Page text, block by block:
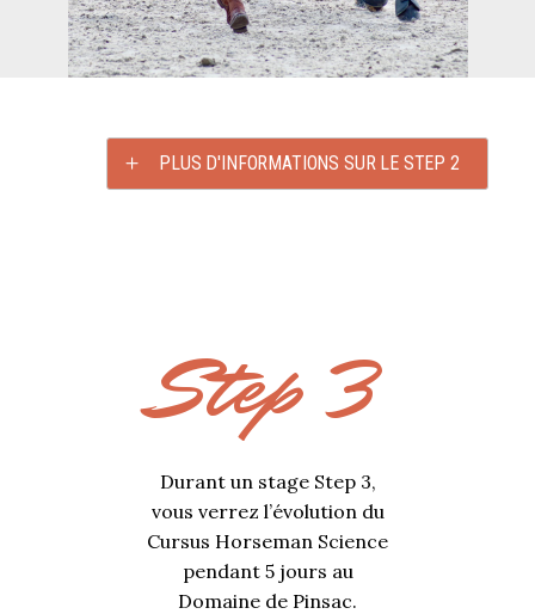
PLUS D'INFORMATIONS SUR LE STEP 2
Step 3
Durant un stage Step 3,
vous verrez l’évolution du
Cursus Horseman Science
pendant 5 jours au
Domaine de Pinsac.